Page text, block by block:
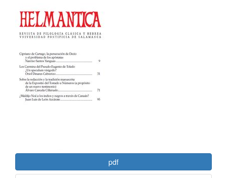
Barra
lateral
del
artículo
pdf